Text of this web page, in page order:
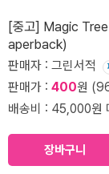
[중고] Magic
aperback)
판매자 : 그린서적
판매가 : 400원
배송비 : 45,000원
장바구니